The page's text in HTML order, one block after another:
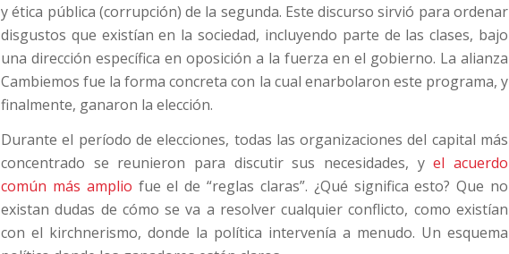
y ética pública (corrupción) de la segunda. Este discurso sirvió para ordenar
disgustos que existían en la sociedad, incluyendo parte de las clases, bajo
una dirección específica en oposición a la fuerza en el gobierno. La alianza
Cambiemos fue la forma concreta con la cual enarbolaron este programa, y
finalmente, ganaron la elección.
Durante el período de elecciones, todas las organizaciones del capital más
concentrado se reunieron para discutir sus necesidades, yel acuerdo
común más amplio fue el de “reglas claras”. ¿Qué significa esto? Que no
existan dudas de cómo se va a resolver cualquier conflicto, como existían
con el kirchnerismo, donde la política intervenía a menudo. Un esquema